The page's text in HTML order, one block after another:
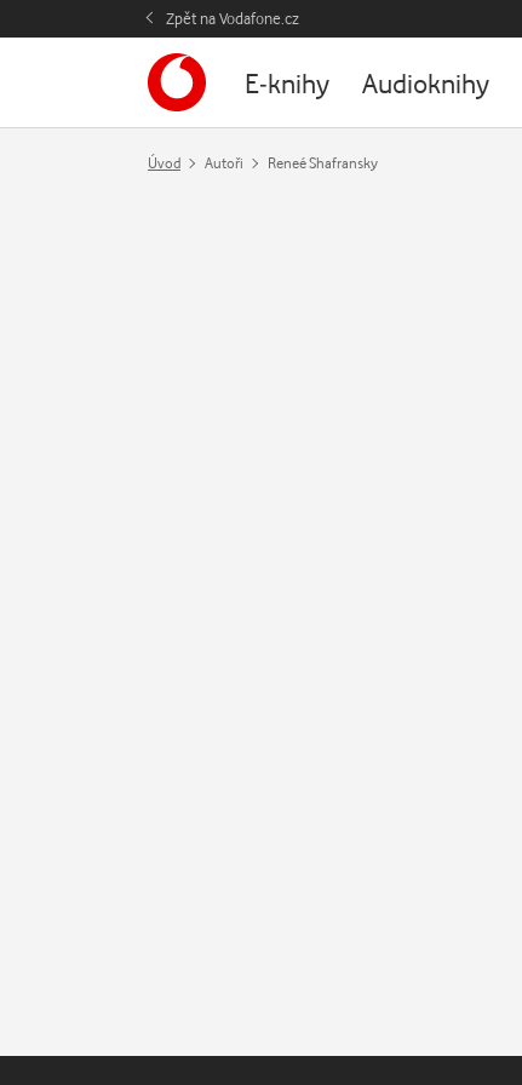
Zpět na Vodafone.cz
E-knihy Audioknihy
Úvod Autoři Reneé Shafransky